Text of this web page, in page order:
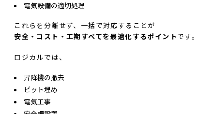
電気設備の適切処理
これらを分離せず、一括で対応することが
安全・コスト・工期すべてを最適化するポイントです。
ロジカルでは、
昇降機の撤去
ピット埋め
電気工事